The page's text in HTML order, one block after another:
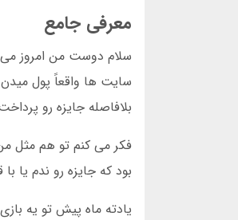
معرفی جامع
سلام دوست من امروز
سایت ها واقعاً پول
بلافاصله جایزه رو
فکر می کنم تو هم مثل
بود که جایزه رو ندم یا
یادته ماه پیش تو یه